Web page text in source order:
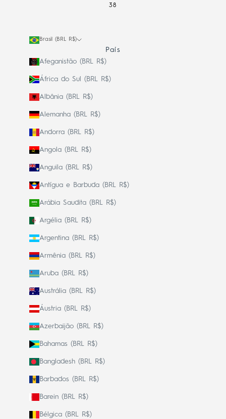
38
Brasil (BRL R$)
País
Afeganistão (BRL R$)
África do Sul (BRL R$)
Albânia (BRL R$)
Alemanha (BRL R$)
Andorra (BRL R$)
Angola (BRL R$)
Anguila (BRL R$)
Antígua e Barbuda (BRL R$)
Arábia Saudita (BRL R$)
Argélia (BRL R$)
Argentina (BRL R$)
Armênia (BRL R$)
Aruba (BRL R$)
Austrália (BRL R$)
Áustria (BRL R$)
Azerbaijão (BRL R$)
Bahamas (BRL R$)
Bangladesh (BRL R$)
Barbados (BRL R$)
Barein (BRL R$)
Bélgica (BRL R$)